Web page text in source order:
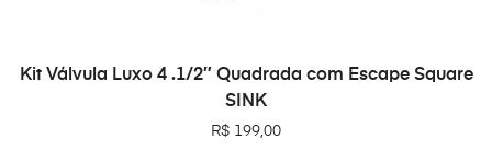
ADICIONAR AO CARRINHO
Kit Válvula Luxo 4 .1/2″ Quadrada com Escape Square
SINK
R$ 199,00